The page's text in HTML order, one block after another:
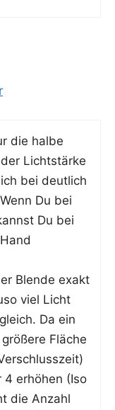
die hal­be
Licht­stär­ke
bei deut­lich
Du bei
Du bei
Blen­de exakt
viel Licht
Da ein
Flä­che
4 erhö­hen (Iso
die Anzahl